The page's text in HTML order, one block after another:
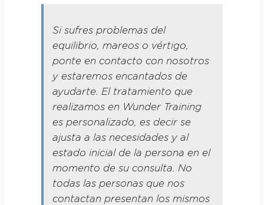
Si sufres problemas del
equilibrio, mareos o vértigo,
ponte en contacto con nosotros
y estaremos encantados de
ayudarte. El tratamiento que
realizamos en Wunder Training
es personalizado, es decir se
ajusta a las necesidades y al
estado inicial de la persona en el
momento de su consulta. No
todas las personas que nos
contactan presentan los mismos